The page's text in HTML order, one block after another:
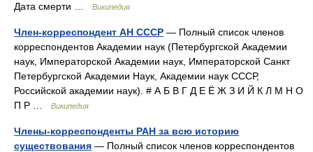
Дата смерти …
Википедия
Член-корреспондент АН СССР — Полный список членов
корреспондентов Академии наук (Петербургской Академии
наук, Императорской Академии наук, Императорской Санкт
Петербургской Академии Наук, Академии наук СССР,
Российской академии наук). # А Б В Г Д Е Ё Ж З И Й К Л М Н О
П Р …
Википедия
Члены-корреспонденты РАН за всю историю
существования — Полный список членов корреспондентов